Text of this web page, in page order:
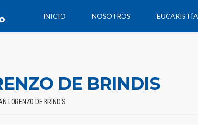
INICIO NOSOTROS EUCARISTÍA
DE BRINDIS
LORENZO DE BRINDIS